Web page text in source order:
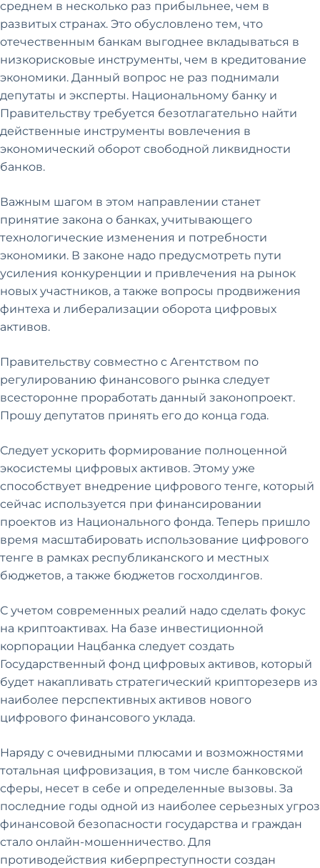
среднем в несколько раз прибыльнее, чем в
развитых странах. Это обусловлено тем, что
отечественным банкам выгоднее вкладываться в
низкорисковые инструменты, чем в кредитование
экономики. Данный вопрос не раз поднимали
депутаты и эксперты. Национальному банку и
Правительству требуется безотлагательно найти
действенные инструменты вовлечения в
экономический оборот свободной ликвидности
банков.
Важным шагом в этом направлении станет
принятие закона о банках, учитывающего
технологические изменения и потребности
экономики. В законе надо предусмотреть пути
усиления конкуренции и привлечения на рынок
новых участников, а также вопросы продвижения
финтеха и либерализации оборота цифровых
активов.
Правительству совместно с Агентством по
регулированию финансового рынка следует
всесторонне проработать данный законопроект.
Прошу депутатов принять его до конца года.
Следует ускорить формирование полноценной
экосистемы цифровых активов. Этому уже
способствует внедрение цифрового тенге, который
сейчас используется при финансировании
проектов из Национального фонда. Теперь пришло
время масштабировать использование цифрового
тенге в рамках республиканского и местных
бюджетов, а также бюджетов госхолдингов.
С учетом современных реалий надо сделать фокус
на криптоактивах. На базе инвестиционной
корпорации Нацбанка следует создать
Государственный фонд цифровых активов, который
будет накапливать стратегический крипторезерв из
наиболее перспективных активов нового
цифрового финансового уклада.
Наряду с очевидными плюсами и возможностями
тотальная цифровизация, в том числе банковской
сферы, несет в себе и определенные вызовы. За
последние годы одной из наиболее серьезных угроз
финансовой безопасности государства и граждан
стало онлайн-мошенничество. Для
противодействия киберпреступности создан